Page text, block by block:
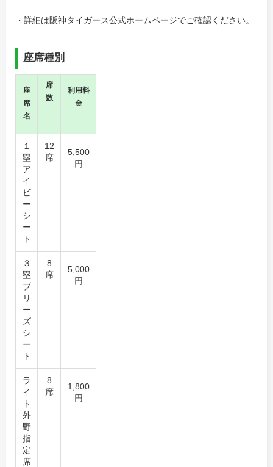
・詳細は阪神タイガース公式ホームページでご確認ください。
座席種別
座
席
名
席
数
利用料
金
１
塁
ア
イ
ビ
ー
シ
ー
ト
12
席
5,500
円
３
塁
ブ
リ
ー
ズ
シ
ー
ト
8
席
5,000
円
ラ
イ
ト
外
野
指
定
席
8
席
1,800
円